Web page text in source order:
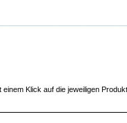
Klick auf die jeweiligen